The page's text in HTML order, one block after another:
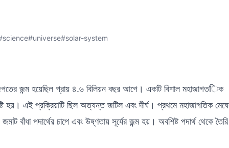
#universe#solar-system
জন্ম হয়েছিল প্রায় ৪.৬ বিলিয়ন বছর আগে। একটি বিশাল মহাজাগতिক
হয়। এই প্রক্রিয়াটি ছিল অত্যন্ত জটিল এবং দীর্ঘ। প্রথমে মহাজাগতিক
বাঁধা পদার্থের চাপে এবং উষ্ণতায় সূর্যের জন্ম হয়। অবশিষ্ট পদার্থ থেকে তৈরি